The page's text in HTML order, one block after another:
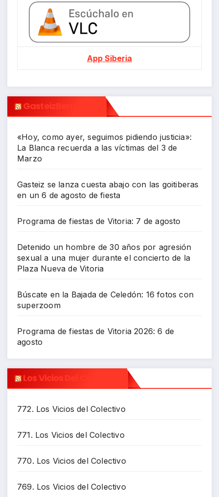
App Siberia
GasteizBerri.com
«Hoy, como ayer, seguimos pidiendo justicia»:
La Blanca recuerda a las víctimas del 3 de
Marzo
Gasteiz se lanza cuesta abajo con las goitiberas
en un 6 de agosto de fiesta
Programa de fiestas de Vitoria: 7 de agosto
Detenido un hombre de 30 años por agresión
sexual a una mujer durante el concierto de la
Plaza Nueva de Vitoria
Búscate en la Bajada de Celedón: 16 fotos con
superzoom
Programa de fiestas de Vitoria 2026: 6 de
agosto
Los Vicios Del Colectivo
772. Los Vicios del Colectivo
771. Los Vicios del Colectivo
770. Los Vicios del Colectivo
769. Los Vicios del Colectivo